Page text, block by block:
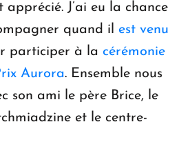
J’ai eu la chance
quand il est venu
participer à la cérémonie
Aurora. Ensemble nous
son ami le père Brice, le
et le centre-